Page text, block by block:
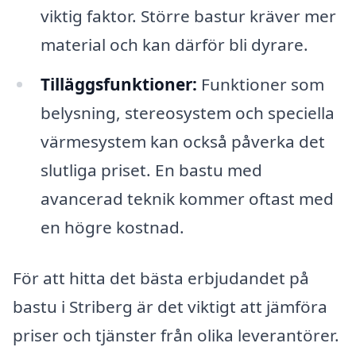
viktig faktor. Större bastur kräver mer
material och kan därför bli dyrare.
Tilläggsfunktioner: Funktioner som
belysning, stereosystem och speciella
värmesystem kan också påverka det
slutliga priset. En bastu med
avancerad teknik kommer oftast med
en högre kostnad.
För att hitta det bästa erbjudandet på
bastu i Striberg är det viktigt att jämföra
priser och tjänster från olika leverantörer.